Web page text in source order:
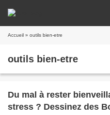
Accueil » outils bien-etre
outils bien-etre
Du mal à rester
stress ? Dessinez des